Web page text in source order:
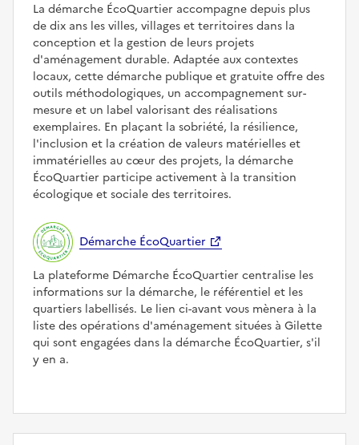
La démarche ÉcoQuartier accompagne depuis plus
de dix ans les villes, villages et territoires dans la
conception et la gestion de leurs projets
d'aménagement durable. Adaptée aux contextes
locaux, cette démarche publique et gratuite offre des
outils méthodologiques, un accompagnement sur-
mesure et un label valorisant des réalisations
exemplaires. En plaçant la sobriété, la résilience,
l'inclusion et la création de valeurs matérielles et
immatérielles au cœur des projets, la démarche
ÉcoQuartier participe activement à la transition
écologique et sociale des territoires.
Démarche ÉcoQuartier
La plateforme Démarche ÉcoQuartier centralise les
informations sur la démarche, le référentiel et les
quartiers labellisés. Le lien ci-avant vous mènera à la
liste des opérations d'aménagement situées à Gilette
qui sont engagées dans la démarche ÉcoQuartier, s'il
y en a.